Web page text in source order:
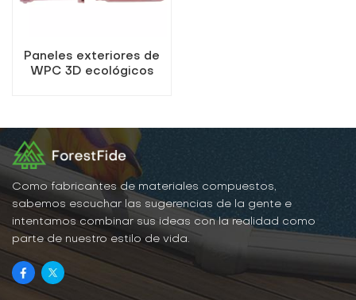
Paneles exteriores de
WPC 3D ecológicos
Como fabricantes de materiales compuestos,
sabemos escuchar las sugerencias de la gente e
intentamos combinar sus ideas con la realidad como
parte de nuestro estilo de vida.